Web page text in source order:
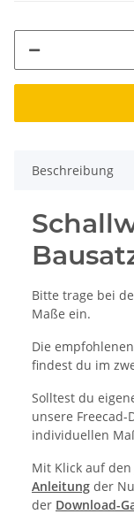
Beschreibung
Bitte trage bei
Maße ein.
Die
findest du im
Solltest du
unsere
individuellen
Mit Klick auf
Anleitung der
der Download-